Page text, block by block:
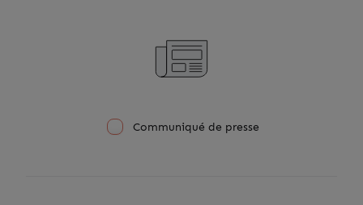
Communiqué de presse